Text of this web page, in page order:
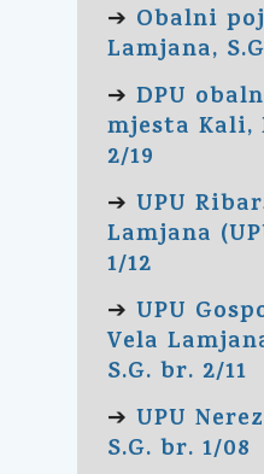
➔ Obalni
Lamjana,
➔ DPU
mjesta Kali,
2/19
➔ UPU
Lamjana
1/12
➔ UPU
Vela
S.G. br. 2/11
➔ UPU
S.G. br. 1/08